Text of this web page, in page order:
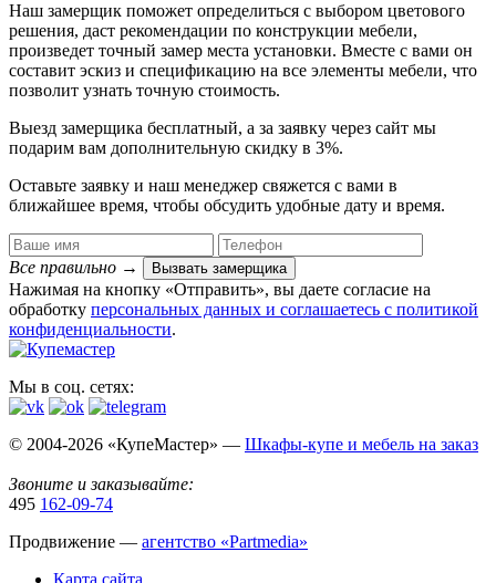
Наш замерщик поможет определиться с выбором цветового
решения, даст рекомендации по конструкции мебели,
произведет точный замер места установки. Вместе с вами он
составит эскиз и спецификацию на все элементы мебели, что
позволит узнать точную стоимость.
Выезд замерщика бесплатный, а за заявку через сайт мы
подарим вам дополнительную скидку в 3%.
Оставьте заявку и наш менеджер свяжется с вами в
ближайшее время, чтобы обсудить удобные дату и время.
Все правильно → Вызвать замерщика
Нажимая на кнопку «Отправить», вы даете согласие на
обработку персональных данных​ и соглашаетесь c политикой
конфиденциальности.
Мы в соц. сетях:
© 2004-2026 «КупеМастер» — Шкафы-купе и мебель на заказ
Звоните и заказывайте:
495 162-09-74
Продвижение — агентство «Partmedia»